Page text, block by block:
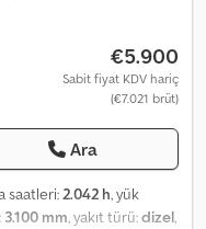
€5.900
Sabit fiyat KDV hariç
(€7.021 brüt)
Ara
saatleri:2.042 h, yük
3.100 mm, yakıt türü:dizel,